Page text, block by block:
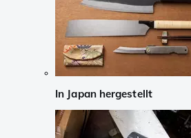
In Japan hergestellt